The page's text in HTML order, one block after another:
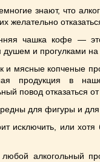
знают, что
желательно
чашка кофе —
душем и прогулками на
и мясные копченые
продукция в
повод отказаться от
для фигуры и для
исключить, или
любой алкогольный